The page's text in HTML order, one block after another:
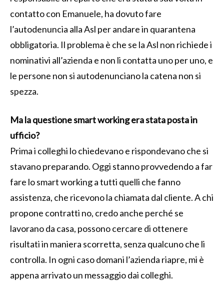
contatto con Emanuele, ha dovuto fare
l’autodenuncia alla Asl per andare in quarantena
obbligatoria. Il problema è che se la Asl non richiede i
nominativi all’azienda e non li contatta uno per uno, e
le persone non si autodenunciano la catena non si
spezza.
Ma la questione smart working era stata posta in
ufficio?
Prima i colleghi lo chiedevano e rispondevano che si
stavano preparando. Oggi stanno provvedendo a far
fare lo smart working a tutti quelli che fanno
assistenza, che ricevono la chiamata dal cliente. A chi
propone contratti no, credo anche perché se
lavorano da casa, possono cercare di ottenere
risultati in maniera scorretta, senza qualcuno che li
controlla. In ogni caso domani l’azienda riapre, mi è
appena arrivato un messaggio dai colleghi.